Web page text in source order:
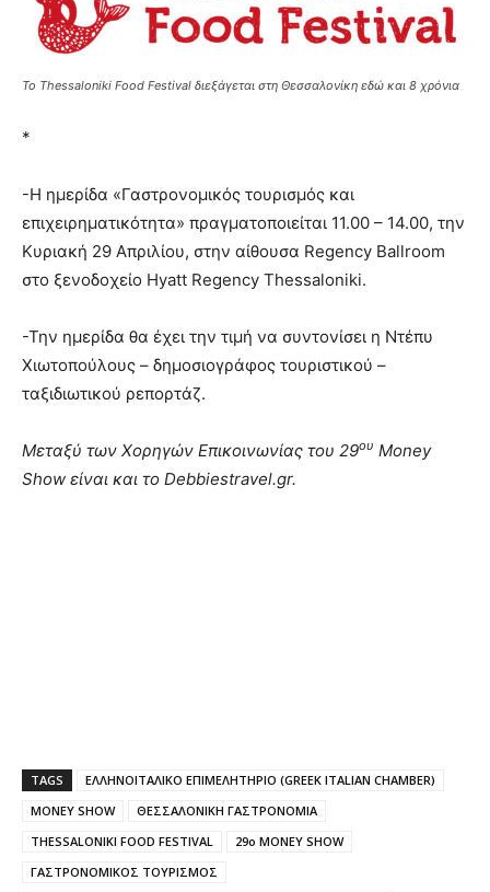
To Thessaloniki Food Festival διεξάγεται στη Θεσσαλονίκη εδώ και 8 χρόνια
*
-Η ημερίδα «Γαστρονομικός τουρισμός και
επιχειρηματικότητα» πραγματοποιείται 11.00 – 14.00, την
Κυριακή 29 Απριλίου, στην αίθουσα Regency Ballroom
στο ξενοδοχείο Hyatt Regency Thessaloniki.
-Την ημερίδα θα έχει την τιμή να συντονίσει η Ντέπυ
Χιωτοπούλους – δημοσιογράφος τουριστικού –
ταξιδιωτικού ρεπορτάζ.
Μεταξύ των Χορηγών Επικοινωνίας του 29ου Money
Show είναι και το Debbiestravel.gr.
TAGS
ΕΛΛΗΝΟΙΤΑΛΙΚΟ ΕΠΙΜΕΛΗΤΗΡΙΟ (GREEK ITALIAN CHAMBER)
MONEY SHOW
ΘΕΣΣΑΛΟΝΙΚΗ ΓΑΣΤΡΟΝΟΜΙΑ
THESSALONIKI FOOD FESTIVAL
29o MONEY SHOW
ΓΑΣΤΡΟΝΟΜΙΚΟΣ ΤΟΥΡΙΣΜΟΣ